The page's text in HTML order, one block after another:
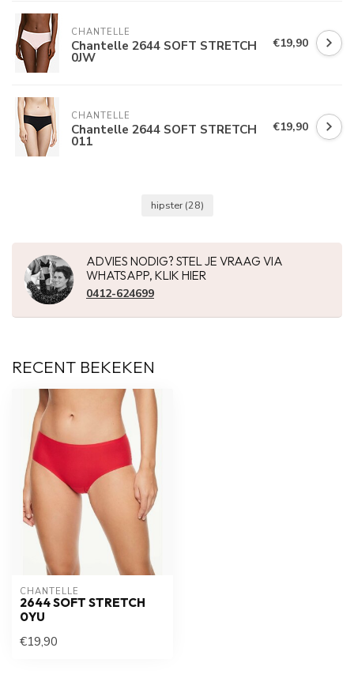
CHANTELLE
Chantelle 2644 SOFT STRETCH
0JW
€19,90
CHANTELLE
Chantelle 2644 SOFT STRETCH
011
€19,90
hipster (28)
ADVIES NODIG? STEL JE VRAAG VIA
WHATSAPP, KLIK HIER
0412-624699
RECENT BEKEKEN
CHANTELLE
2644 SOFT STRETCH
0YU
€19,90